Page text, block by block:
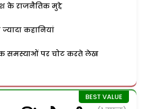
के राजनैतिक मुद्दे
कहानियां
समस्याओं पर चोट करते लेख